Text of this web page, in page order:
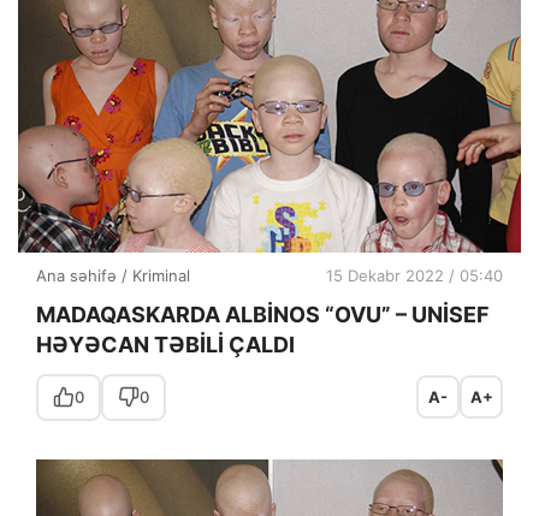
Ana səhifə / Kriminal 15 Dekabr 2022 / 05:40
MADAQASKARDA ALBİNOS “OVU” – UNİSEF
HƏYƏCAN TƏBİLİ ÇALDI
0 0 A- A+